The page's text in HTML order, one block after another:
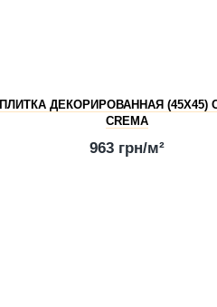
ПЛИТКА ДЕКОРИРОВАННАЯ (45Х45)
CREMA
963 грн/м²